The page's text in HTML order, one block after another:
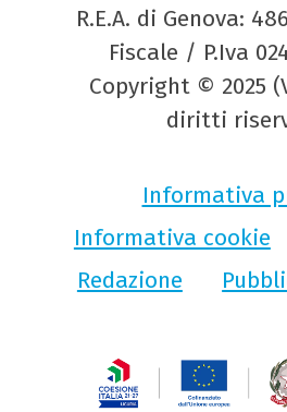
R.E.A. di Genova:
Fiscale / P.Iva
Copyright © 2025
diritti
Informativa
Informativa cookie
Redazione